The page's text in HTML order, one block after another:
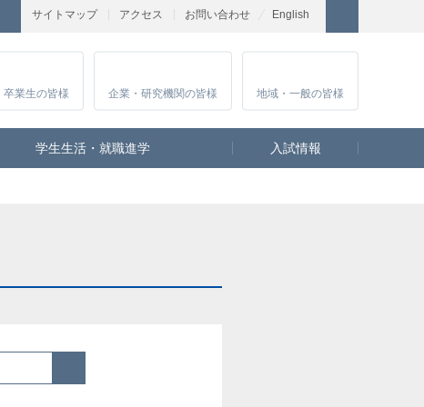
サイトマップ アクセス お問い合わせ English
卒業生の皆様 企業・研究機関の皆様 地域・一般の皆様
学生生活・就職進学 入試情報